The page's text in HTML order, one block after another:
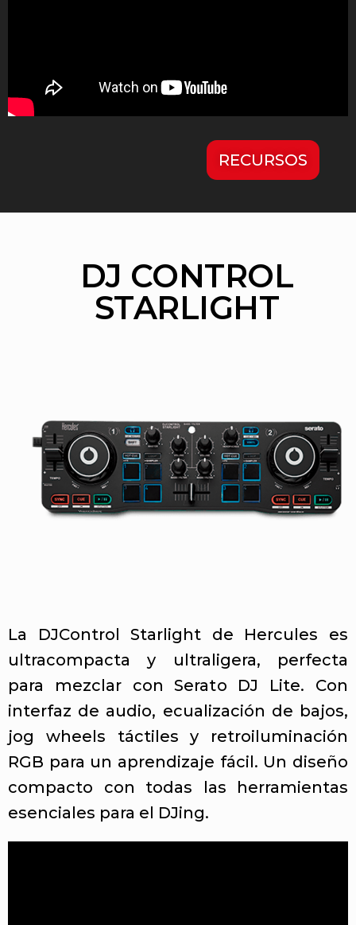
RECURSOS
DJ CONTROL
STARLIGHT
La DJControl Starlight de Hercules es
ultracompacta y ultraligera, perfecta
para mezclar con Serato DJ Lite. Con
interfaz de audio, ecualización de bajos,
jog wheels táctiles y retroiluminación
RGB para un aprendizaje fácil. Un diseño
compacto con todas las herramientas
esenciales para el DJing.